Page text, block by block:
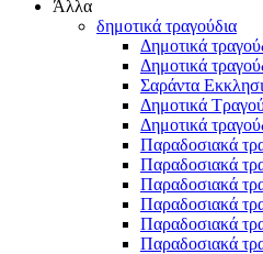
Άλλα
δημοτικά τραγούδια
Δημοτικά
Δημοτικά
Σαράντα
Δημοτικά
Δημοτικά
Παραδοσιακά
Παραδοσιακά
Παραδοσιακά
Παραδοσιακά
Παραδοσιακά
Παραδοσιακά